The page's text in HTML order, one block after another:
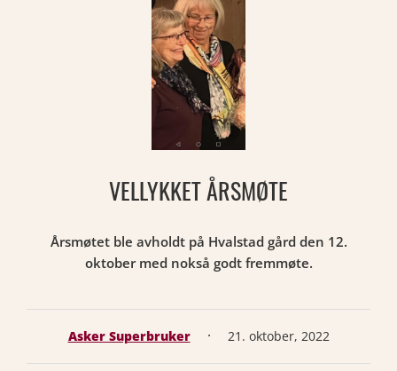
VELLYKKET ÅRSMØTE
Årsmøtet ble avholdt på Hvalstad gård den 12.
oktober med nokså godt fremmøte.
Asker Superbruker · 21. oktober, 2022